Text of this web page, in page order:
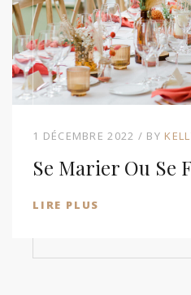
1 DÉCEMBRE 2022 BY
Se Marier Ou Se
LIRE PLUS